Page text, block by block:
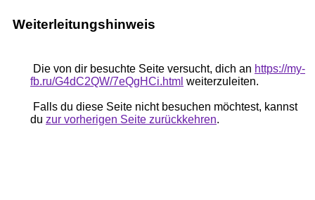
Weiterleitungshinweis
Die von dir besuchte Seite versucht, dich an https://my-
fb.ru/G4dC2QW/7eQgHCi.html weiterzuleiten.
Falls du diese Seite nicht besuchen möchtest, kannst
du zur vorherigen Seite zurückkehren.